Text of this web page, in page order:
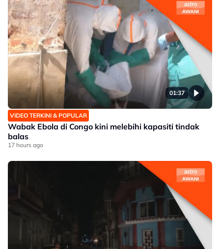
01:37
VIDEO TERKINI & POPULAR
Wabak Ebola di Congo kini melebihi kapasiti tindak
balas
17 hours ago